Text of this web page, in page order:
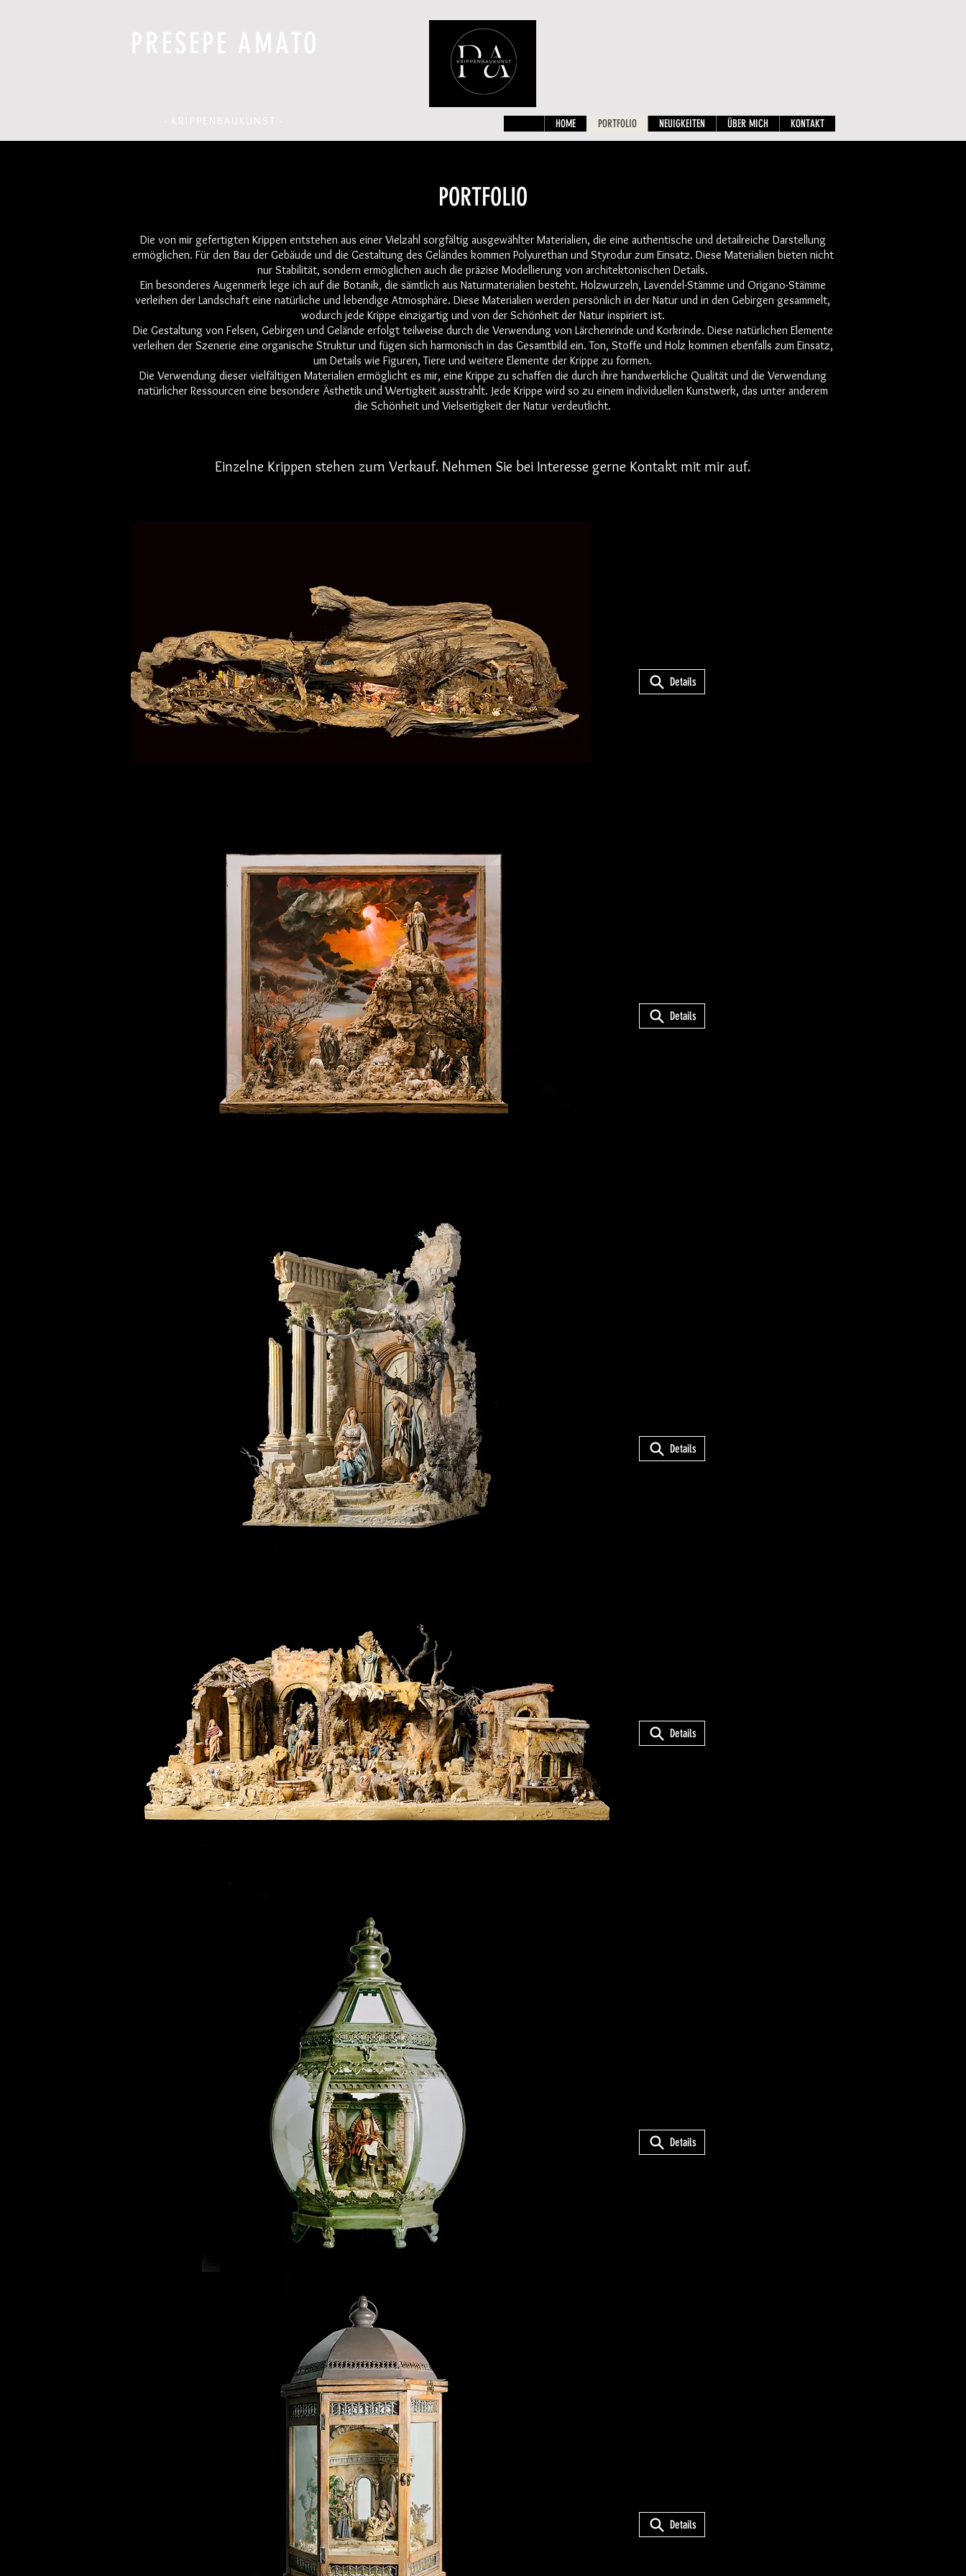
PRESEPE AMATO
- KRIPPENBAUKUNST - HOME PORTFOLIO NEUIGKEITEN ÜBER MICH KONTAKT
PORTFOLIO
Die von mir gefertigten Krippen entstehen aus einer Vielzahl sorgfältig ausgewählter Materialien, die eine authentische und detailreiche Darstellung
ermöglichen. Für den Bau der Gebäude und die Gestaltung des Geländes kommen Polyurethan und Styrodur zum Einsatz. Diese Materialien bieten nicht
nur Stabilität, sondern ermöglichen auch die präzise Modellierung von architektonischen Details.
Ein besonderes Augenmerk lege ich auf die Botanik, die sämtlich aus Naturmaterialien besteht. Holzwurzeln, Lavendel-Stämme und Origano-Stämme
verleihen der Landschaft eine natürliche und lebendige Atmosphäre. Diese Materialien werden persönlich in der Natur und in den Gebirgen gesammelt,
wodurch jede Krippe einzigartig und von der Schönheit der Natur inspiriert ist.
Die Gestaltung von Felsen, Gebirgen und Gelände erfolgt teilweise durch die Verwendung von Lärchenrinde und Korkrinde. Diese natürlichen Elemente
verleihen der Szenerie eine organische Struktur und fügen sich harmonisch in das Gesamtbild ein. Ton, Stoffe und Holz kommen ebenfalls zum Einsatz,
um Details wie Figuren, Tiere und weitere Elemente der Krippe zu formen.
Die Verwendung dieser vielfältigen Materialien ermöglicht es mir, eine Krippe zu schaffen die durch ihre handwerkliche Qualität und die Verwendung
natürlicher Ressourcen eine besondere Ästhetik und Wertigkeit ausstrahlt. Jede Krippe wird so zu einem individuellen Kunstwerk, das unter anderem
die Schönheit und Vielseitigkeit der Natur verdeutlicht.
Einzelne Krippen stehen zum Verkauf. Nehmen Sie bei Interesse gerne Kontakt mit mir auf.
Details
Details
Details
Details
Details
Details